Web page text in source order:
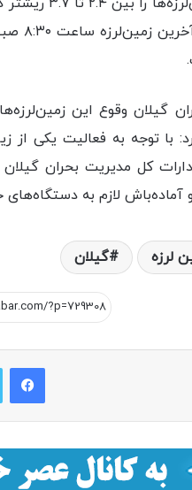
گیلان وقوع این زمین
با توجه به فعالیت یکی از
کل مدیریت بحران
آماده باش لازم به دستگاه
لرزه گيلان
فیسبوک